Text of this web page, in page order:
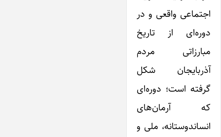
اجتماعی واقعی و در
دوره‌ای از تاریخ
مبارزاتی مردم
آذربایجان شکل
گرفته است؛ دوره‌ای
که آرمان‌های
انساندوستانه، ملی و